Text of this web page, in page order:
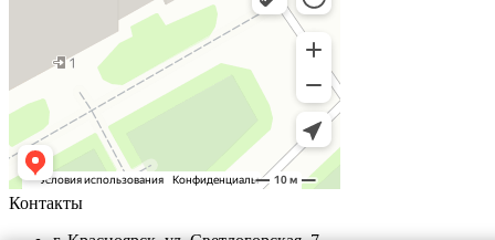
Контакты